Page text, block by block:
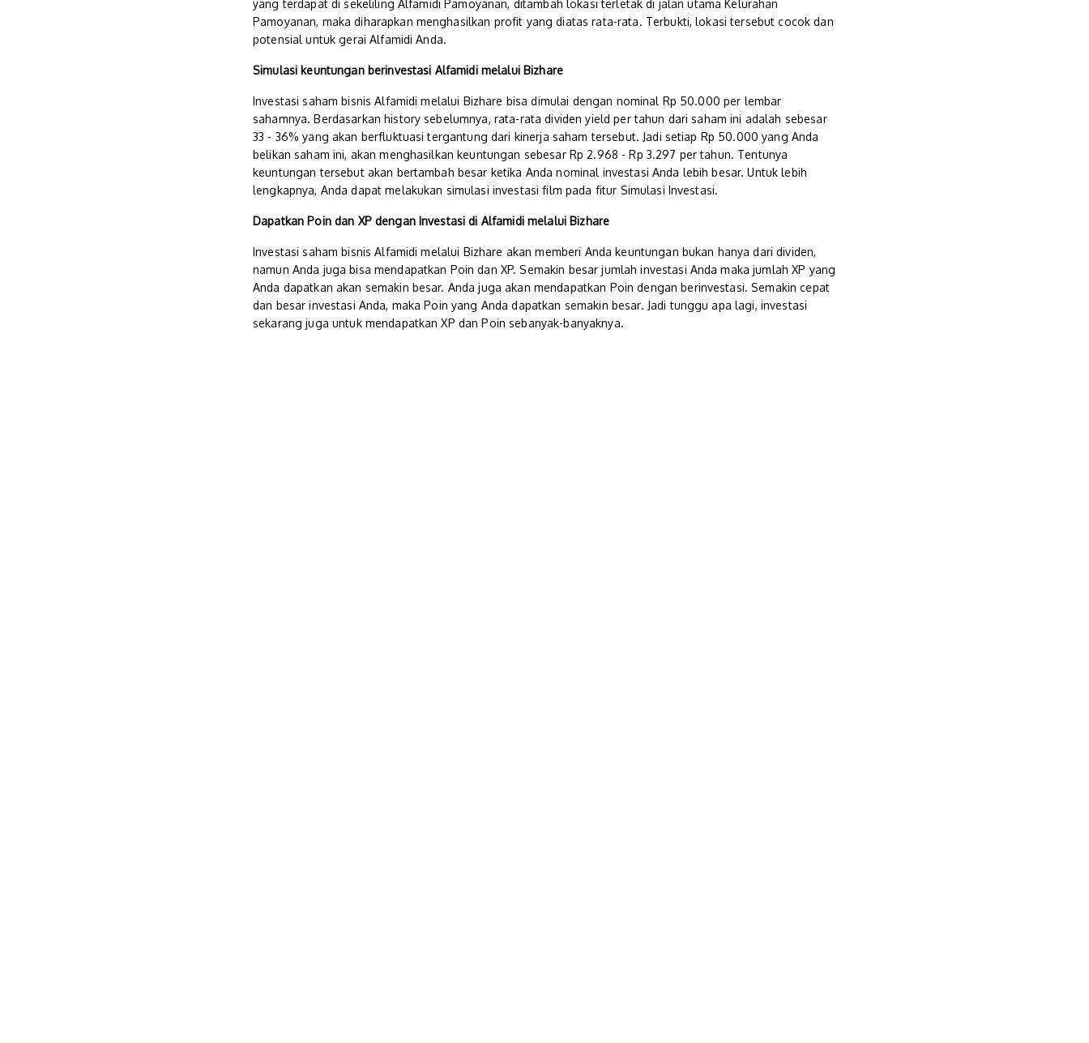
yang terdapat di sekeliling Alfamidi Pamoyanan, ditambah lokasi terletak di jalan utama Kelurahan
Pamoyanan, maka diharapkan menghasilkan profit yang diatas rata-rata. Terbukti, lokasi tersebut cocok dan
potensial untuk gerai Alfamidi Anda.
Simulasi keuntungan berinvestasi Alfamidi melalui Bizhare
Investasi saham bisnis Alfamidi melalui Bizhare bisa dimulai dengan nominal Rp 50.000 per lembar
sahamnya. Berdasarkan history sebelumnya, rata-rata dividen yield per tahun dari saham ini adalah sebesar
33 - 36% yang akan berfluktuasi tergantung dari kinerja saham tersebut. Jadi setiap Rp 50.000 yang Anda
belikan saham ini, akan menghasilkan keuntungan sebesar Rp 2.968 - Rp 3.297 per tahun. Tentunya
keuntungan tersebut akan bertambah besar ketika Anda nominal investasi Anda lebih besar. Untuk lebih
lengkapnya, Anda dapat melakukan simulasi investasi film pada fitur Simulasi Investasi.
Dapatkan Poin dan XP dengan Investasi di Alfamidi melalui Bizhare
Investasi saham bisnis Alfamidi melalui Bizhare akan memberi Anda keuntungan bukan hanya dari dividen,
namun Anda juga bisa mendapatkan Poin dan XP. Semakin besar jumlah investasi Anda maka jumlah XP yang
Anda dapatkan akan semakin besar. Anda juga akan mendapatkan Poin dengan berinvestasi. Semakin cepat
dan besar investasi Anda, maka Poin yang Anda dapatkan semakin besar. Jadi tunggu apa lagi, investasi
sekarang juga untuk mendapatkan XP dan Poin sebanyak-banyaknya.